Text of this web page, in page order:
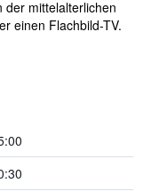
der mittelalterlichen
einen Flachbild-TV.